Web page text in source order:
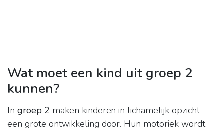
Wat moet een kind uit groep 2
kunnen?
In groep 2 maken kinderen in lichamelijk opzicht
een grote ontwikkeling door. Hun motoriek wordt